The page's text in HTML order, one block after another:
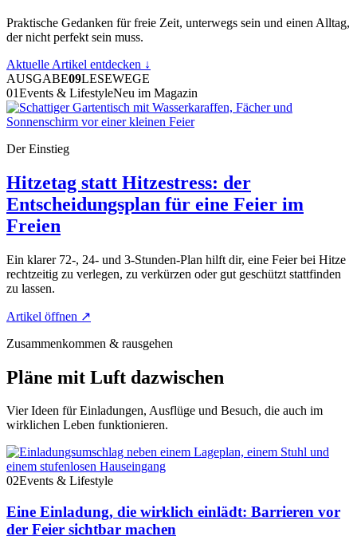
Praktische Gedanken für freie Zeit, unterwegs sein und einen Alltag,
der nicht perfekt sein muss.
Aktuelle Artikel entdecken ↓
AUSGABE09LESEWEGE
01Events & LifestyleNeu im Magazin
Der Einstieg
Hitzetag statt Hitzestress: der
Entscheidungsplan für eine Feier im
Freien
Ein klarer 72-, 24- und 3-Stunden-Plan hilft dir, eine Feier bei Hitze
rechtzeitig zu verlegen, zu verkürzen oder gut geschützt stattfinden
zu lassen.
Artikel öffnen ↗
Zusammenkommen & rausgehen
Pläne mit Luft dazwischen
Vier Ideen für Einladungen, Ausflüge und Besuch, die auch im
wirklichen Leben funktionieren.
02Events & Lifestyle
Eine Einladung, die wirklich einlädt: Barrieren vor
der Feier sichtbar machen